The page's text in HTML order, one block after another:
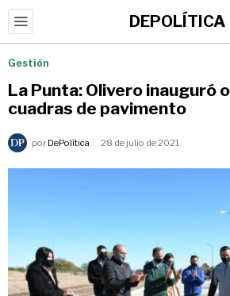
DEPOLÍTICA
Gestión
La Punta: Olivero inauguró
cuadras de pavimento
por DePolítica 28 de julio de 2021